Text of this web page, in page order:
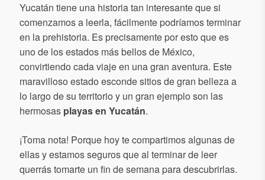
Yucatán tiene una historia tan interesante que si
comenzamos a leerla, fácilmente podríamos terminar
en la prehistoria. Es precisamente por esto que es
uno de los estados más bellos de México,
convirtiendo cada viaje en una gran aventura. Este
maravilloso estado esconde sitios de gran belleza a
lo largo de su territorio y un gran ejemplo son las
hermosas playas en Yucatán.
¡Toma nota! Porque hoy te compartimos algunas de
ellas y estamos seguros que al terminar de leer
querrás tomarte un fin de semana para descubrirlas.